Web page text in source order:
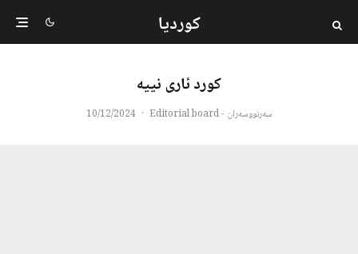
کوردیا
کورد ئاری نییه
سەرنووسەران - Editorial board ·
10/12/2024